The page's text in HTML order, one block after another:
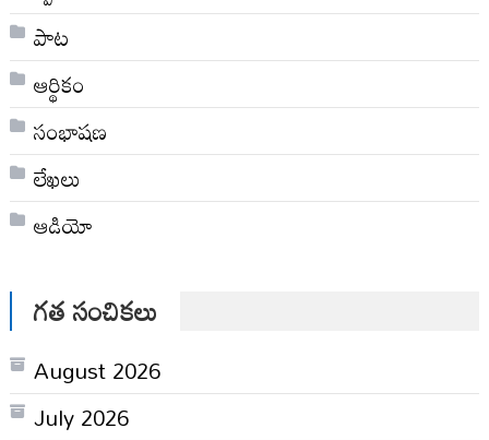
పాట
ఆర్థికం
సంభాషణ
లేఖలు
ఆడియో
గత సంచికలు
August 2026
July 2026